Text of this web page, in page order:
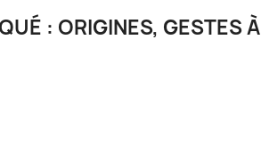
: ORIGINES, GESTES À